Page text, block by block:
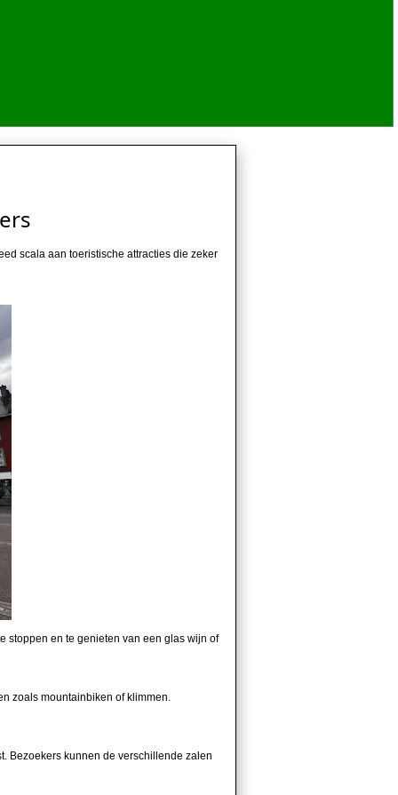
scala aan toeristische attracties die zeker
stoppen en te genieten van een glas wijn of
zoals mountainbiken of klimmen.
Bezoekers kunnen de verschillende zalen